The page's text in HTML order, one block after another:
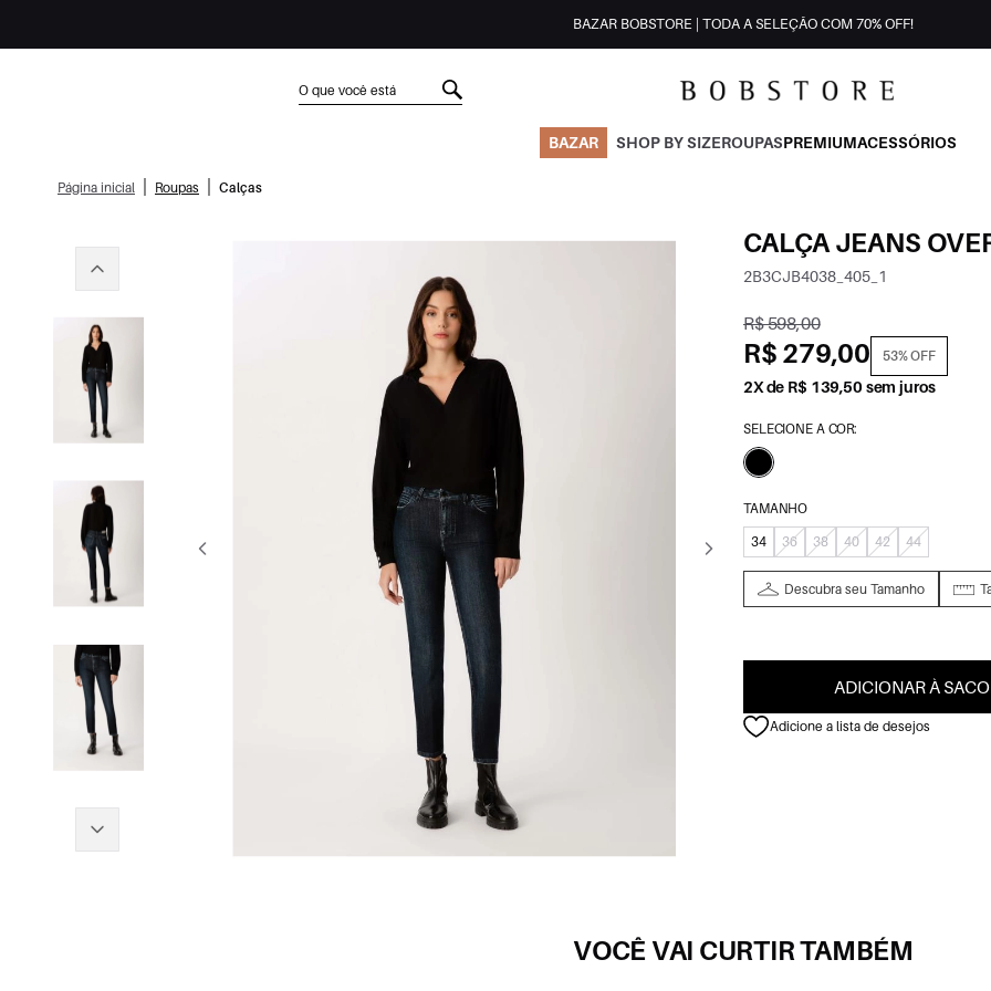
BAZAR BOBSTORE | TODA A SELEÇÃO COM 70% OFF!
BAZAR SHOP BY SIZEROUPASPREMIUMACESSÓRIOS
Página inicial Roupas Calças
CALÇA JEANS
2B3CJB4038_405_1
R$ 598,00
R$ 279,00 53% OFF
2X de R$ 139,50 sem juros
SELECIONE A COR:
TAMANHO
34
36 38 40 42 44
Descubra seu Tamanho
ADICIONAR À
Adicione a lista de desejos
VOCÊ VAI CURTIR TAMBÉM